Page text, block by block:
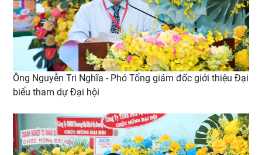
Ông Nguyễn Tri Nghĩa - Phó Tổng giám đốc giới thiệu Đại
biểu tham dự Đại hội